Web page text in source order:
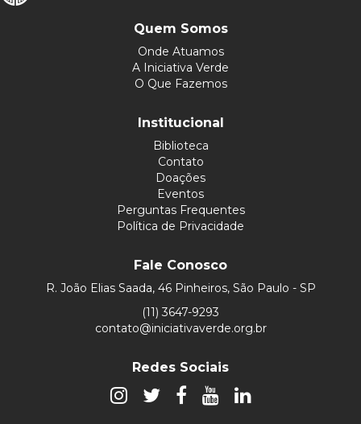
Quem Somos
Onde Atuamos
A Iniciativa Verde
O Que Fazemos
Institucional
Biblioteca
Contato
Doações
Eventos
Perguntas Frequentes
Política de Privacidade
Fale Conosco
R. João Elias Saada, 46 Pinheiros, São Paulo - SP
(11) 3647-9293
contato@iniciativaverde.org.br
Redes Sociais